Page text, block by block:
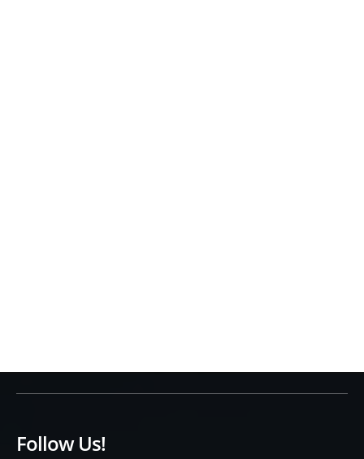
Follow Us!